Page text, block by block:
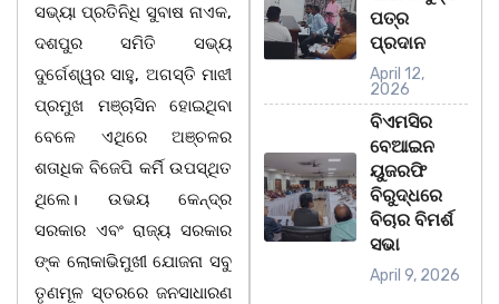
ସଭ୍ୟା ପ୍ରତିନିଧି ସୁବାଷ ନାଏକ,
ଦଶପୁର ସମିତି ସଭ୍ୟ
ଦୁର୍ଗେଶ୍ୱର ସାହୁ, ଅଗସ୍ତି ମାଝୀ
ପ୍ରମୁଖ ମଞ୍ଚାସିନ ହୋଇଥିବା
ବେଳେ ଏଥିରେ ଅଞ୍ଚଳର
ଶତାଧିକ ବିଜେପି କର୍ମି ଉପସ୍ଥିତ
ଥିଲେ। ଉଭୟ କେନ୍ଦ୍ର
ସରକାର ଏବଂ ରାଜ୍ୟ ସରକାର
ଙ୍କ ଲୋକାଭିମୁଖୀ ଯୋଜନା ସବୁ
ତୃଣମୂଳ ସ୍ତରରେ ଜନସାଧାରଣ
ପତ୍ର
ପ୍ରଦାନ
April 12,
2026
ବିଏମସିର
ବେଆଇନ
ୟୁଜରଫି
ବିରୁଦ୍ଧରେ
ବିଚାର ବିମର୍ଶ
ସଭା
April 9, 2026